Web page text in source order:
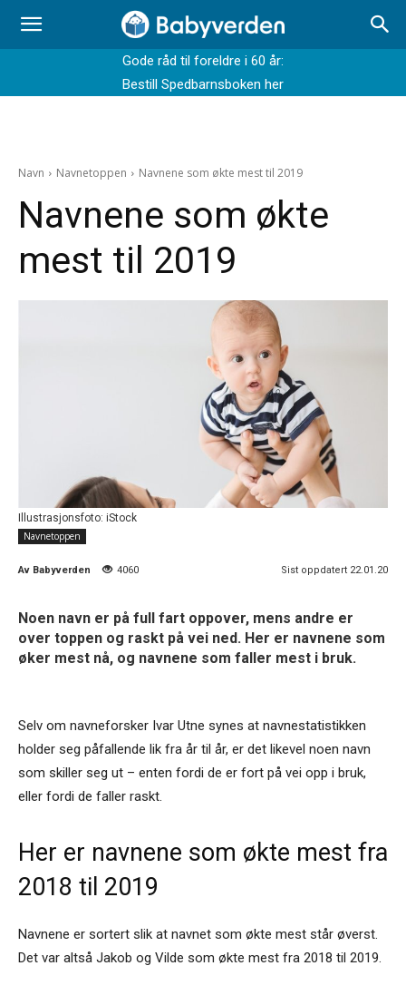
Gode råd til foreldre i 60 år:
Bestill Spedbarnsboken her
Navn Navnetoppen Navnene som økte mest til 2019
Navnene som økte
mest til 2019
Illustrasjonsfoto: iStock
Navnetoppen
Av Babyverden 4060 Sist oppdatert 22.01.20
Noen navn er på full fart oppover, mens andre er
over toppen og raskt på vei ned. Her er navnene som
øker mest nå, og navnene som faller mest i bruk.
Selv om navneforsker Ivar Utne synes at navnestatistikken
holder seg påfallende lik fra år til år, er det likevel noen navn
som skiller seg ut – enten fordi de er fort på vei opp i bruk,
eller fordi de faller raskt.
Her er navnene som økte mest fra
2018 til 2019
Navnene er sortert slik at navnet som økte mest står øverst.
Det var altså Jakob og Vilde som økte mest fra 2018 til 2019.